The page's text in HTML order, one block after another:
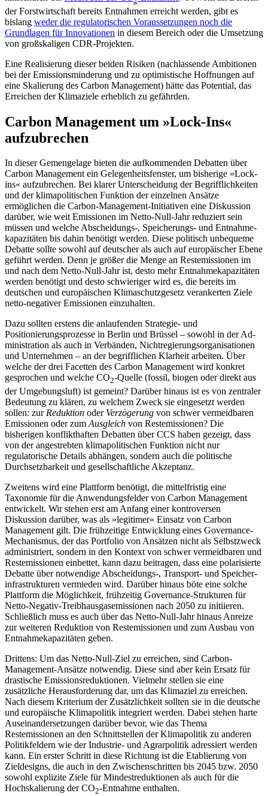
der Forstwirtschaft bereits Ent­nahmen erreicht werden, gibt es
bislang weder die regulatorischen Voraussetzungen noch die
Grundlagen für Innovationen in diesem Bereich oder die Umsetzung
von großskaligen CDR-Projekten.
Eine Realisierung dieser beiden Risiken (nachlassende Ambitionen
bei der Emis­sionsminderung und zu optimistische Hoff­nungen auf
eine Skalierung des Carbon Management) hätte das Potential, das
Er­reichen der Klimaziele erheblich zu gefähr­den.
Carbon Management um »Lock‑Ins«
aufzubrechen
In dieser Gemengelage bieten die aufkommenden Debatten über
Carbon Management ein Gelegenheitsfenster, um bisherige »Lock-
ins« aufzubrechen. Bei klarer Unter­scheidung der Begrifflichkeiten
und der klimapolitischen Funktion der einzelnen Ansätze
ermöglichen die Carbon-Manage­ment-Initiativen eine Diskussion
darüber, wie weit Emissionen im Netto-Null-Jahr reduziert sein
müssen und welche Ab­scheidungs-, Speicherungs- und Entnahme­
kapazitäten bis dahin benötigt werden. Diese politisch unbequeme
Debatte sollte sowohl auf deutscher als auch auf europäischer Ebene
geführt werden. Denn je grö­ßer die Menge an Restemissionen im
und nach dem Netto-Null-Jahr ist, desto mehr Entnahmekapazitäten
werden benötigt und desto schwieriger wird es, die bereits im
deutschen und europäischen Klimaschutzgesetz verankerten Ziele
netto-negativer Emissionen einzuhalten.
Dazu sollten erstens die anlaufenden Strategie- und
Positionierungsprozesse in Berlin und Brüssel – sowohl in der Ad­
ministration als auch in Verbänden, Nicht­regierungsorganisationen
und Unternehmen – an der begrifflichen Klarheit arbei­ten. Über
welche der drei Facetten des Carbon Management wird konkret
gespro­chen und welche CO2-Quelle (fossil, biogen oder direkt aus
der Umgebungsluft) ist ge­meint? Darüber hinaus ist es von zentraler
Bedeutung zu klären, zu welchem Zweck sie eingesetzt werden
sollen: zur Reduktion oder Verzögerung von schwer vermeidbaren
Emissionen oder zum Ausgleich von Rest­emissionen? Die
bisherigen konflikthaften Debatten über CCS haben gezeigt, dass
von der angestrebten klimapolitischen Funktion nicht nur
regulatorische Details abhängen, sondern auch die politische
Durchsetzbarkeit und gesellschaftliche Akzeptanz.
Zweitens wird eine Plattform benötigt, die mittelfristig eine
Taxonomie für die Anwendungsfelder von Carbon Management
entwickelt. Wir stehen erst am An­fang einer kontroversen
Diskussion darüber, was als »legitimer« Einsatz von Carbon
Management gilt. Die frühzeitige Entwicklung eines Governance-
Mechanismus, der das Portfolio von Ansätzen nicht als Selbst­zweck
administriert, sondern in den Kon­text von schwer vermeidbaren und
Rest­emissionen einbettet, kann dazu beitragen, dass eine polarisierte
Debatte über notwen­dige Abscheidungs-, Transport- und Spei­cher­
infrastrukturen vermieden wird. Darüber hinaus böte eine solche
Plattform die Möglichkeit, frühzeitig Governance-Strukturen für
Netto-Negativ-Treibhaus­gasemissionen nach 2050 zu initiieren.
Schließlich muss es auch über das Netto-Null-Jahr hinaus Anreize
zur weiteren Reduktion von Restemissionen und zum Ausbau von
Entnahmekapazitäten geben.
Drittens: Um das Netto-Null-Ziel zu errei­chen, sind Carbon-
Management-Ansätze notwendig. Diese sind aber kein Ersatz für
drastische Emissionsreduktionen. Vielmehr stellen sie eine
zusätzliche Herausforderung dar, um das Klimaziel zu erreichen.
Nach diesem Kriterium der Zusätzlichkeit sollten sie in die deutsche
und europäische Klima­politik integriert werden. Dabei stehen harte
Auseinandersetzungen darüber bevor, wie das Thema
Restemissionen an den Schnittstellen der Klimapolitik zu anderen
Politikfeldern wie der Industrie- und Agrar­politik adressiert werden
kann. Ein erster Schritt in diese Richtung ist die Etablierung von
Ziel­designs, die auch in den Zwischenschritten bis 2045 bzw. 2050
sowohl expli­zite Ziele für Mindestreduktionen als auch für die
Hochskalierung der CO2-Entnahme enthalten.